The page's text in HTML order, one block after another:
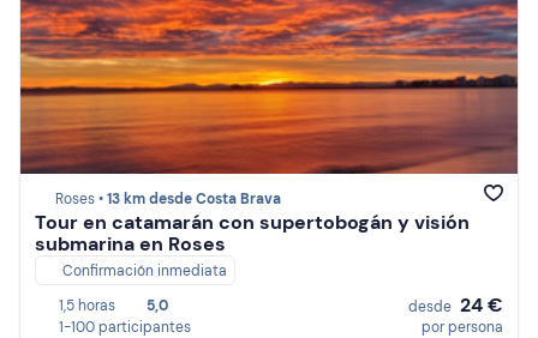
Roses •13 km desde Costa Brava
Tour en catamarán con supertobogán y visión
submarina en Roses
Confirmación inmediata
1,5 horas
5,0
1-100 participantes
desde 24 €
por persona